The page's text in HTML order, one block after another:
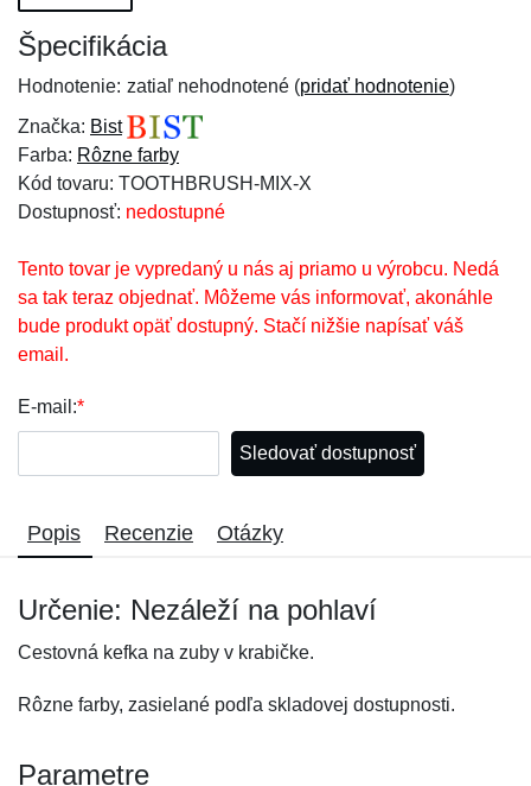
Špecifikácia
Hodnotenie: zatiaľ nehodnotené (pridať hodnotenie)
Značka: Bist
Farba: Rôzne farby
Kód tovaru: TOOTHBRUSH-MIX-X
Dostupnosť: nedostupné
Tento tovar je vypredaný u nás aj priamo u výrobcu. Nedá
sa tak teraz objednať. Môžeme vás informovať, akonáhle
bude produkt opäť dostupný. Stačí nižšie napísať váš
email.
E-mail:*
Sledovať dostupnosť
Popis Recenzie Otázky
Určenie: Nezáleží na pohlaví
Cestovná kefka na zuby v krabičke.
Rôzne farby, zasielané podľa skladovej dostupnosti.
Parametre